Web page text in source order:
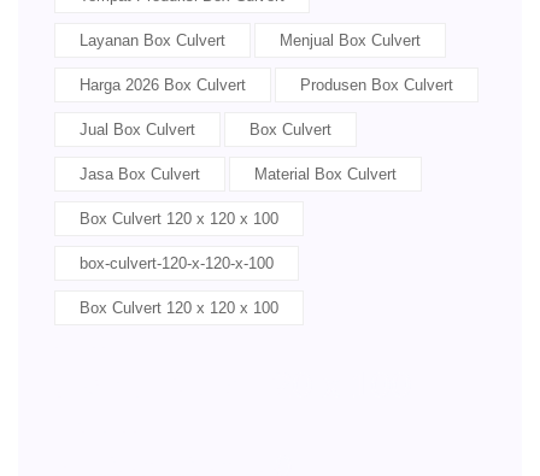
Layanan Box Culvert Menjual Box Culvert
Harga 2026 Box Culvert Produsen Box Culvert
Jual Box Culvert Box Culvert
Jasa Box Culvert Material Box Culvert
Box Culvert 120 x 120 x 100
box-culvert-120-x-120-x-100
Box Culvert 120 x 120 x 100